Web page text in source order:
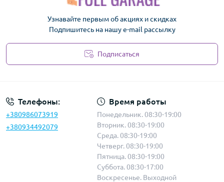
Узнавайте первым об акциях и скидках
Подпишитесь на нашу e-mail рассылку
Подписаться
Телефоны:
+380986073919
+380934492079
Время работы
Понедельник. 08:30-19:00
Вторник. 08:30-19:00
Среда. 08:30-19:00
Четверг. 08:30-19:00
Пятница. 08:30-19:00
Суббота. 08:30-17:00
Воскресенье. Выходной